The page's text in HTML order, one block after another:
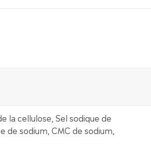
la cellulose, Sel sodique de
de sodium, CMC de sodium,